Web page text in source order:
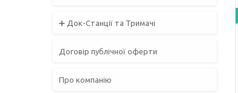
➕ Док-Станції та Тримачі
Договір публічної оферти
Про компанію